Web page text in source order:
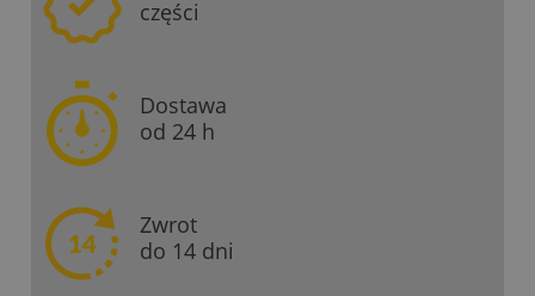
części
Dostawa
od 24 h
Zwrot
do 14 dni